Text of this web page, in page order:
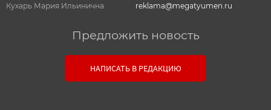
Кухарь Мария Ильинична
reklama@megatyumen.ru
Предложить новость
НАПИСАТЬ В РЕДАКЦИЮ
Связь с редакцией
Оставьте свои настоящие контактные данные,